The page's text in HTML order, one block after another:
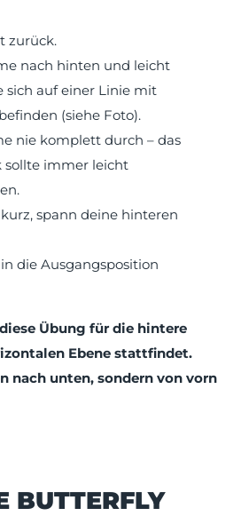
zurück.
nach hinten und leicht
sich auf einer Linie mit
(siehe Foto).
nie komplett durch – das
sollte immer leicht
spann deine hinteren
die Ausgangsposition
Übung für die hintere
Ebene stattfindet.
nach unten, sondern von vorn
BUTTERFLY